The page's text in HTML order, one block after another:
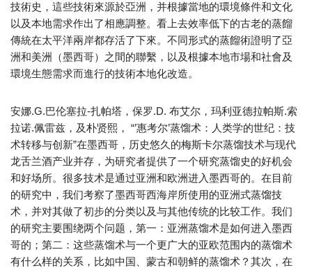
技術史，這些技術來源於亞洲，并根據當地的環境條件和文化
以及本地需求作出了相應調整。看上去效率低下的古老的蒸餾
傳統在太平洋兩岸都存活了下來。不同形式的蒸餾術證明了亞
洲和美洲（墨西哥）之間的聯繫，以及根據本地市場和社會及
環境生態需求而進行的技術本地化改造。
安娜.G.巴伦塞拉-扎帕塔，保罗.D. 布艾尔，玛利亚德拉帕斯.索
拉诺.佩雷兹，及朴贤熙， “’惠考尔’蒸馏术：人类学的世纪：技
术转移与创新”在墨西哥，历史悠久的梅斯卡尔蒸馏技术与现代
龙舌兰酒产业并存，为研究者提供了一个研究蒸馏史的好机会
和好场所。很多技术是通过亚洲和欧洲进入墨西哥的。在目前
的研究中，我们考察了墨西哥西海岸所使用的亚洲式蒸馏技
术，并对其做了初步的分类以及与其他传统的比较工作。我们
的研究主要围绕两个问题，第一：亚洲蒸馏术是如何进入墨西
哥的；第二：这些蒸馏术与一个更广大的亚欧范围内的蒸馏术
有什么样的关系，比如中国、蒙古和朝鲜的蒸馏术？其次，在